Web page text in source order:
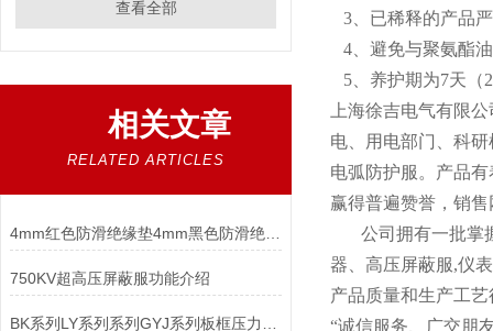
查看全部
相关文章
RELATED ARTICLES
750KV超高压屏蔽服功能介绍
3、已稀释的产品
4、避免与聚氨酯
5、养护期为7天（
上海徐吉电气有限
电、用电部门、科
电弧防护服。产品
赢得普遍赞誉，销
公司拥有一批掌握
器、高压屏蔽服,仪
产品质量和生产工
“诚信服务、广交朋